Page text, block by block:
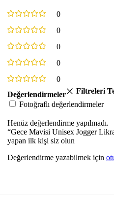
0
0
0
0
0
Değerlendirmeler
Filtreleri
Fotoğraflı değerlendirmeler
Henüz değerlendirme yapılmadı.
“Gece Mavisi Unisex Jogger
yapan ilk kişi siz olun
Değerlendirme yazabilmek için